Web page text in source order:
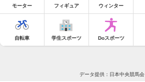
モーター フィギュア ウィンター
自転車 学生スポーツ Doスポーツ
データ提供：日本中央競馬会